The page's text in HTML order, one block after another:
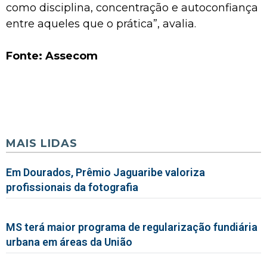
como disciplina, concentração e autoconfiança
entre aqueles que o prática”, avalia.
Fonte: Assecom
MAIS LIDAS
Em Dourados, Prêmio Jaguaribe valoriza
profissionais da fotografia
MS terá maior programa de regularização fundiária
urbana em áreas da União